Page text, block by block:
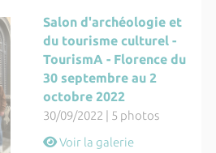
Salon d'archéologie et
du tourisme culturel -
TourismA - Florence du
30 septembre au 2
octobre 2022
30/09/2022 | 5 photos
Voir la galerie